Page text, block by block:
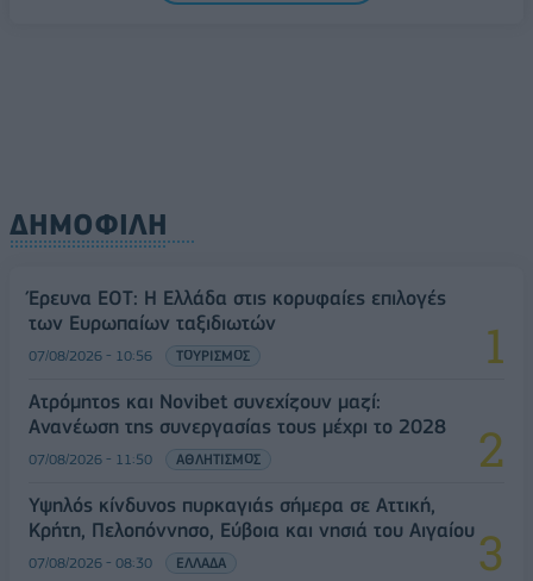
ΔΗΜΟΦΙΛΗ
Έρευνα ΕΟΤ: Η Ελλάδα στις κορυφαίες επιλογές
των Ευρωπαίων ταξιδιωτών
07/08/2026 - 10:56 ΤΟΥΡΙΣΜΟΣ
Ατρόμητος και Novibet συνεχίζουν μαζί:
Ανανέωση της συνεργασίας τους μέχρι το 2028
07/08/2026 - 11:50 ΑΘΛΗΤΙΣΜΟΣ
Υψηλός κίνδυνος πυρκαγιάς σήμερα σε Αττική,
Κρήτη, Πελοπόννησο, Εύβοια και νησιά του Αιγαίου
07/08/2026 - 08:30 ΕΛΛΑΔΑ